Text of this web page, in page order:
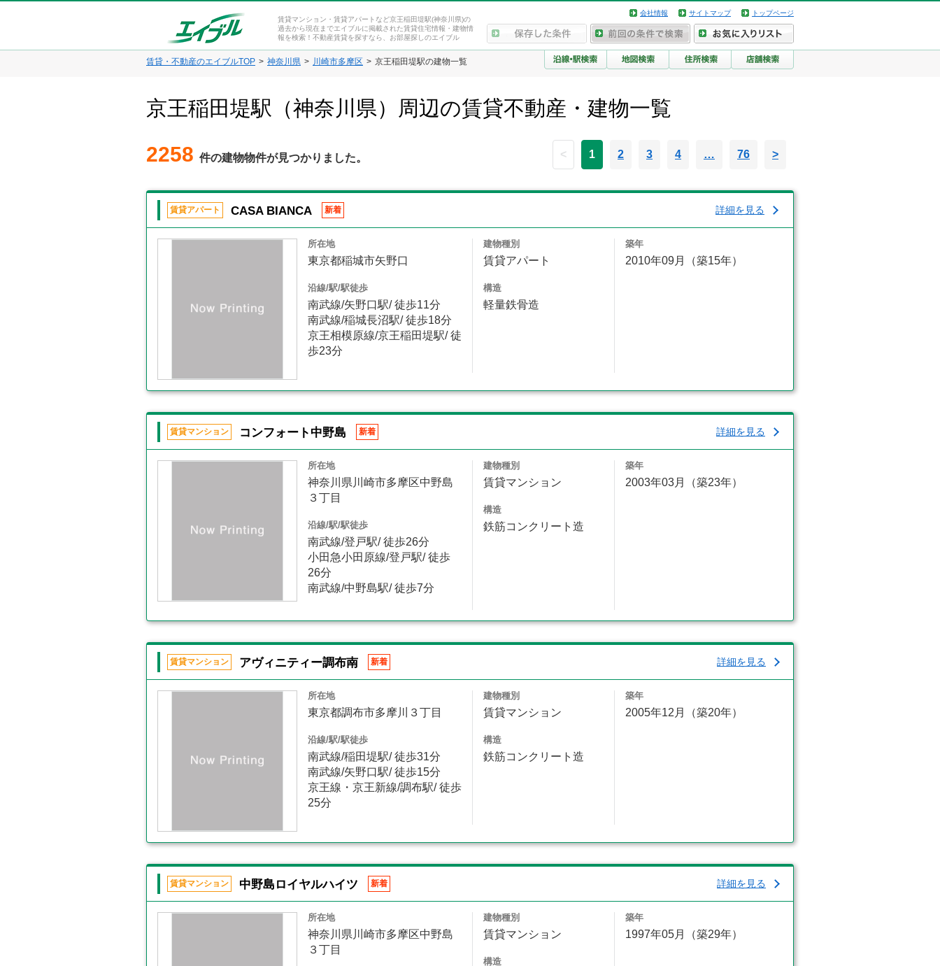
賃貸マンション・賃貸アパートなど京王稲田堤駅(神奈川県)の
過去から現在までエイブルに掲載された賃貸住宅情報・建物情
報を検索！不動産賃貸を探すなら、お部屋探しのエイブル
会社情報 サイトマップ トップページ
賃貸・不動産のエイブルTOP 神奈川県 川崎市多摩区 京王稲田堤駅の建物一覧
京王稲田堤駅（神奈川県）周辺の賃貸不動産・建物一覧
2258 件の建物物件が見つかりました。 < 1 2 3 4 … 76 >
賃貸アパート CASA BIANCA 新着 詳細を見る
所在地
東京都稲城市矢野口
沿線/駅/駅徒歩
南武線/矢野口駅/ 徒歩11分
南武線/稲城長沼駅/ 徒歩18分
京王相模原線/京王稲田堤駅/ 徒
歩23分
建物種別
賃貸アパート
構造
軽量鉄骨造
築年
2010年09月（築15年）
賃貸マンション コンフォート中野島 新着 詳細を見る
所在地
神奈川県川崎市多摩区中野島
３丁目
沿線/駅/駅徒歩
南武線/登戸駅/ 徒歩26分
小田急小田原線/登戸駅/ 徒歩
26分
南武線/中野島駅/ 徒歩7分
建物種別
賃貸マンション
構造
鉄筋コンクリート造
築年
2003年03月（築23年）
賃貸マンション アヴィニティー調布南 新着 詳細を見る
所在地
東京都調布市多摩川３丁目
沿線/駅/駅徒歩
南武線/稲田堤駅/ 徒歩31分
南武線/矢野口駅/ 徒歩15分
京王線・京王新線/調布駅/ 徒歩
25分
建物種別
賃貸マンション
構造
鉄筋コンクリート造
築年
2005年12月（築20年）
賃貸マンション 中野島ロイヤルハイツ 新着 詳細を見る
所在地
神奈川県川崎市多摩区中野島
３丁目
建物種別
賃貸マンション
構造
築年
1997年05月（築29年）